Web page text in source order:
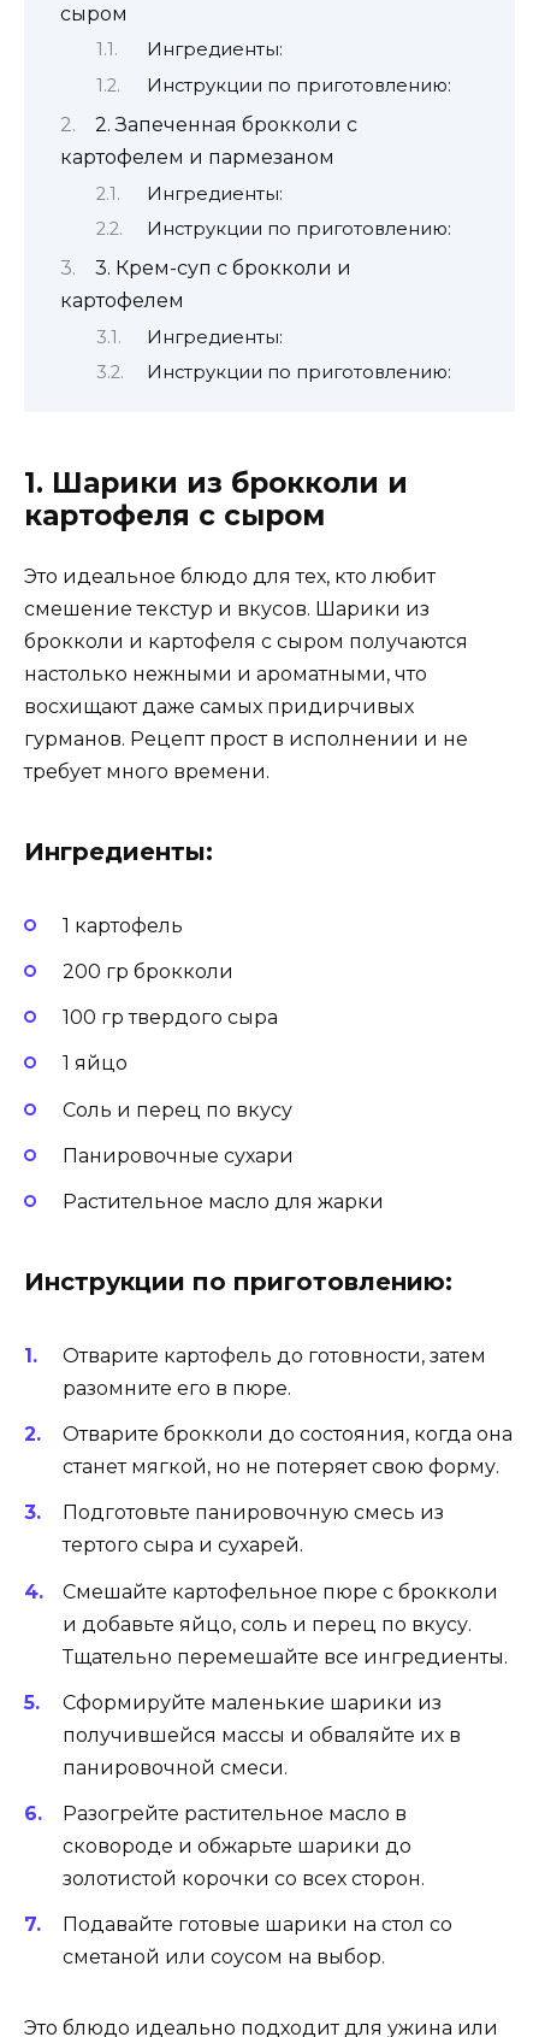
сыром
Ингредиенты:
Инструкции по приготовлению:
2. Запеченная брокколи с
картофелем и пармезаном
Ингредиенты:
Инструкции по приготовлению:
3. Крем-суп с брокколи и
картофелем
Ингредиенты:
Инструкции по приготовлению:
1. Шарики из брокколи и
картофеля с сыром
Это идеальное блюдо для тех, кто любит
смешение текстур и вкусов. Шарики из
брокколи и картофеля с сыром получаются
настолько нежными и ароматными, что
восхищают даже самых придирчивых
гурманов. Рецепт прост в исполнении и не
требует много времени.
Ингредиенты:
1 картофель
200 гр брокколи
100 гр твердого сыра
1 яйцо
Соль и перец по вкусу
Панировочные сухари
Растительное масло для жарки
Инструкции по приготовлению:
Отварите картофель до готовности, затем
разомните его в пюре.
Отварите брокколи до состояния, когда она
станет мягкой, но не потеряет свою форму.
Подготовьте панировочную смесь из
тертого сыра и сухарей.
Смешайте картофельное пюре с брокколи
и добавьте яйцо, соль и перец по вкусу.
Тщательно перемешайте все ингредиенты.
Сформируйте маленькие шарики из
получившейся массы и обваляйте их в
панировочной смеси.
Разогрейте растительное масло в
сковороде и обжарьте шарики до
золотистой корочки со всех сторон.
Подавайте готовые шарики на стол со
сметаной или соусом на выбор.
Это блюдо идеально подходит для ужина или